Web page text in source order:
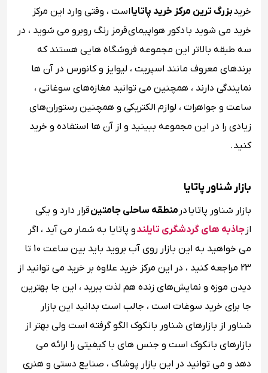
خریدبزرگ ترین مرکز خرید پاتایااست ، وقتی وارد این مرکز
خرید می شوید با دکور هواپیمای قرمز رنگ روبرو می شوید ، در
سه طبقه بالاتر این مجموعه فروشگاه هایی هستند که
برندهای معروف مانند اسپریت ، لیوایز و کانورس در آن ها
نمایندگی دارند ، همچنین می توانید مغازه‌های سوغاتی ،
ساعت و جواهرات ، لوازم الکتریکی و همچنین رستوران‌های
زیادی را در این مجموعه ببینید و از آن ها استفاده و خرید
کنید.
بازار شناور پاتایا
بازار شناور پاتایا در منطقه ساحلی جامتینقرار دارد و یکی
از جاذبه های گردشگری تایلندو پاتایا به شمار می آید ، اگر
می خواهید به این بازار روی آب بروید باید بین ساعت 10 تا
23 مراجعه کنید ، در این مرکز خرید علاوه بر خرید می توانید از
دیدن موزه ‌و نمایش‌های زنده هم لذت ببرید ، این جا بهترین
جا برای خرید سوغات است ، جالب است بدانید این بازار
شناور از بازارهای شناور بانکوک الگو گرفته است ولی بهتر از
بازارهای بانکوک است و جنس های با کیفیتی را ارائه می
دهد و می توانید در این بازار پوشاک ، صنایع دستی و هنری